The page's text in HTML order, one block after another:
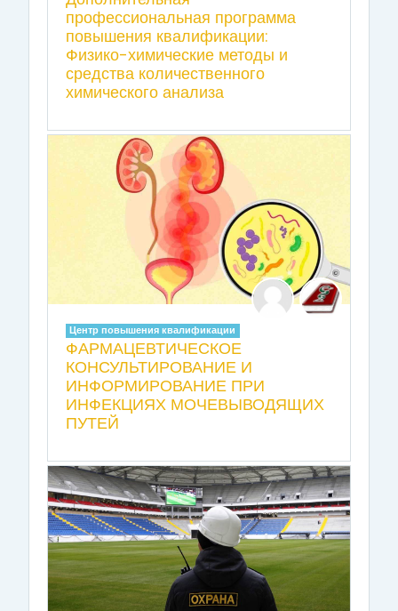
профессиональная программа
повышения квалификации:
Физико-химические методы и
средства количественного
химического анализа
Центр повышения квалификации
ФАРМАЦЕВТИЧЕСКОЕ
КОНСУЛЬТИРОВАНИЕ И
ИНФОРМИРОВАНИЕ ПРИ
ИНФЕКЦИЯХ МОЧЕВЫВОДЯЩИХ
ПУТЕЙ